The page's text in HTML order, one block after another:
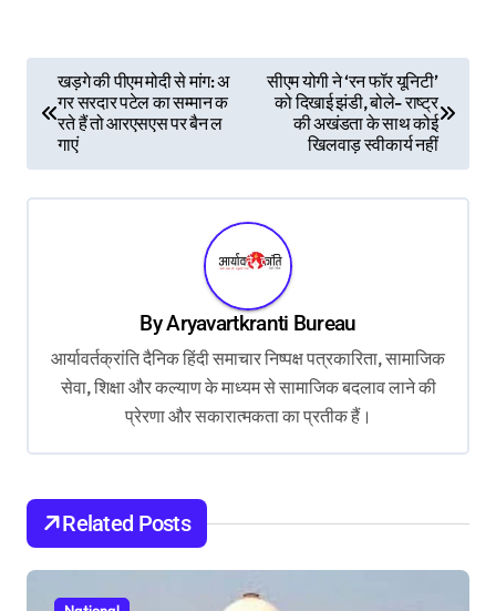
o
n
खड़गे की पीएम मोदी से मांग: अ
गर सरदार पटेल का सम्मान क
रते हैं तो आरएसएस पर बैन ल
गाएं
सीएम योगी ने ‘रन फॉर यूनिटी’
को दिखाई झंडी, बोले- राष्ट्र
की अखंडता के साथ कोई
खिलवाड़ स्वीकार्य नहीं
ByAryavartkranti Bureau
आर्यावर्तक्रांति दैनिक हिंदी समाचार निष्पक्ष पत्रकारिता, सामाजिक
सेवा, शिक्षा और कल्याण के माध्यम से सामाजिक बदलाव लाने की
प्रेरणा और सकारात्मकता का प्रतीक हैं।
Related Posts